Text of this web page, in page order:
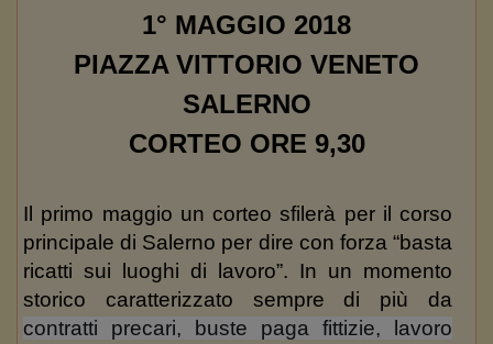
1° MAGGIO 2018
PIAZZA VITTORIO VENETO
SALERNO
CORTEO ORE 9,30
Il primo maggio un corteo sfilerà per il corso
principale di Salerno per dire con forza “basta
ricatti sui luoghi di lavoro”. In un momento
storico caratterizzato sempre di più da
contratti precari, buste paga fittizie, lavoro